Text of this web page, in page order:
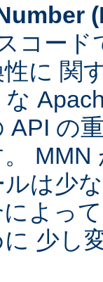
(
コー
に 関
API の
は少
よっ
少し